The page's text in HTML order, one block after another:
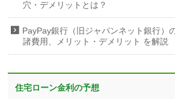
穴・デメリットとは？
PayPay銀行（旧ジャパンネット銀行）
諸費用、メリット・デメリット を解説
住宅ローン金利の予想